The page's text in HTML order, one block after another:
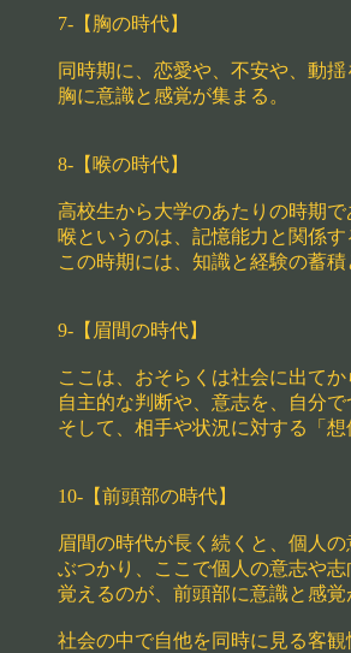
7-【胸の時代】
同時期に、恋愛や、不安や、動揺
胸に意識と感覚が集まる。
8-【喉の時代】
高校生から大学のあたりの時期で
喉というのは、記憶能力と関係す
この時期には、知識と経験の蓄積
9-【眉間の時代】
ここは、おそらくは社会に出て
自主的な判断や、意志を、自分で
そして、相手や状況に対する「
10-【前頭部の時代】
眉間の時代が長く続くと、個人
ぶつかり、ここで個人の意志や
覚えるのが、前頭部に意識と感覚
社会の中で自他を同時に見る客